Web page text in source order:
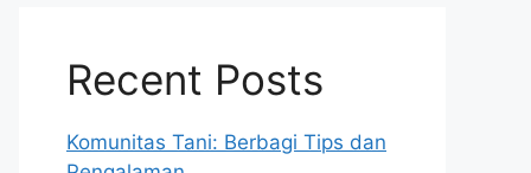
Recent Posts
Komunitas Tani: Berbagi Tips dan